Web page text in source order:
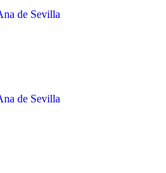
de Sevilla
de Sevilla